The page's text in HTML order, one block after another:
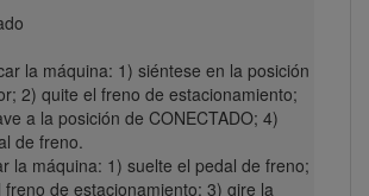
la máquina: 1) siéntese en la posición
2) quite el freno de estacionamiento;
a la posición de CONECTADO; 4)
de freno.
la máquina: 1) suelte el pedal de freno;
de estacionamiento; 3) gire la